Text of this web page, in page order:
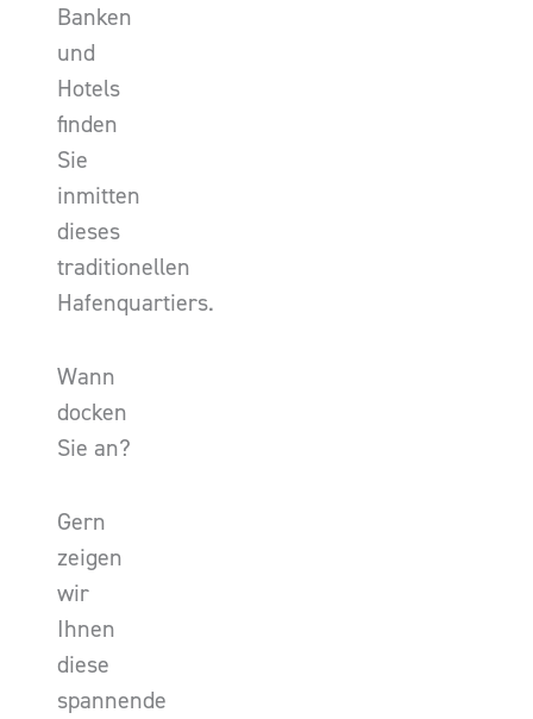
Banken
und
Hotels
finden
Sie
inmitten
dieses
traditionellen
Hafenquartiers.
Wann
docken
Sie an?
Gern
zeigen
wir
Ihnen
diese
spannende